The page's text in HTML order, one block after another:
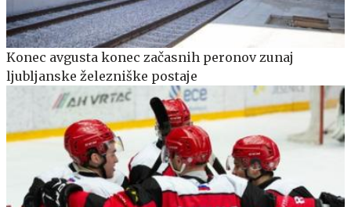
Konec avgusta konec začasnih peronov zunaj
ljubljanske železniške postaje